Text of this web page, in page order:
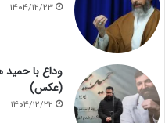
1404/12/23
وداع با حمید
(عکس)
1404/12/22